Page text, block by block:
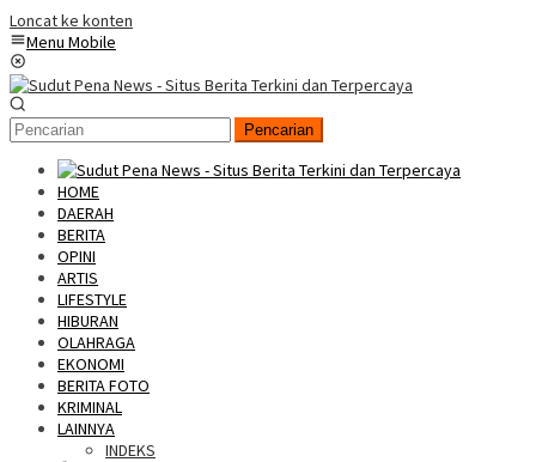
Loncat ke konten
Menu Mobile
Pencarian
HOME
DAERAH
BERITA
OPINI
ARTIS
LIFESTYLE
HIBURAN
OLAHRAGA
EKONOMI
BERITA FOTO
KRIMINAL
LAINNYA
INDEKS